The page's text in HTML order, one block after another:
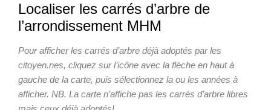
Localiser les carrés d’arbre de
l’arrondissement MHM
Pour afficher les carrés d’arbre déjà adoptés par les
citoyen.nes, cliquez sur l’icône avec la flèche en haut à
gauche de la carte, puis sélectionnez la ou les années à
afficher. NB. La carte n’affiche pas les carrés d’arbre libres